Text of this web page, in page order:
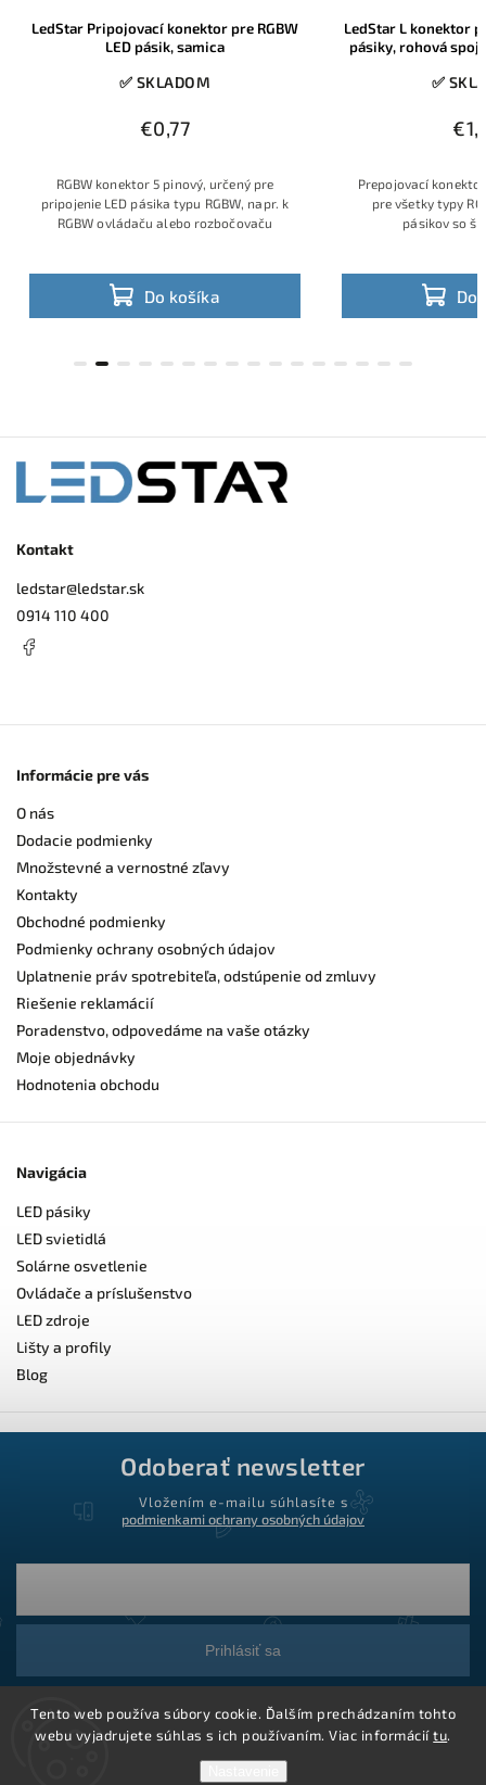
Tento web používa súbory cookie. Ďalším prechádzaním tohto
webu vyjadrujete súhlas s ich používaním. Viac informáciítu.
LedStar Pripojovací konektor pre RGBW
LED pásik, samica
✅ SKLADOM
€0,77
Do košíka
RGBW konektor 5 pinový, určený pre
pripojenie LED pásika typu RGBW, napr. k
RGBW ovládaču alebo rozbočovaču
LedStar L konektor
pásiky, rohová
✅
Do
Prepojovací
pre všetky typy
pásikov so
Kontakt
ledstar@ledstar.sk
0914 110 400
Informácie pre vás
O nás
Dodacie podmienky
Množstevné a vernostné zľavy
Kontakty
Obchodné podmienky
Podmienky ochrany osobných údajov
Uplatnenie práv spotrebiteľa, odstúpenie od zmluvy
Riešenie reklamácií
Poradenstvo, odpovedáme na vaše otázky
Moje objednávky
Hodnotenia obchodu
Navigácia
LED pásiky
LED svietidlá
Solárne osvetlenie
Ovládače a príslušenstvo
LED zdroje
Lišty a profily
Blog
Odoberať newsletter
Vložením e-mailu súhlasíte s
podmienkami ochrany osobných údajov
Prihlásiť sa